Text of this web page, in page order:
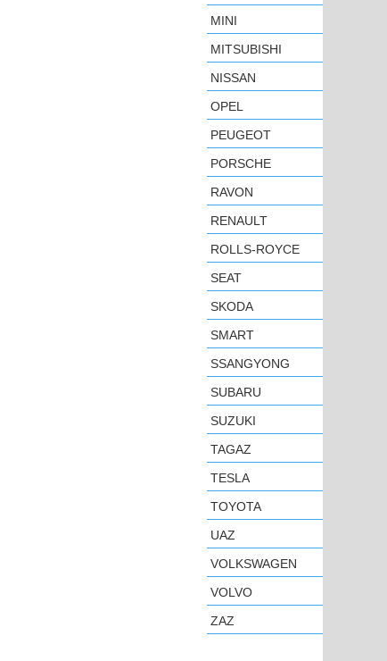
MINI
MITSUBISHI
NISSAN
OPEL
PEUGEOT
PORSCHE
RAVON
RENAULT
ROLLS-ROYCE
SEAT
SKODA
SMART
SSANGYONG
SUBARU
SUZUKI
TAGAZ
TESLA
TOYOTA
UAZ
VOLKSWAGEN
VOLVO
ZAZ